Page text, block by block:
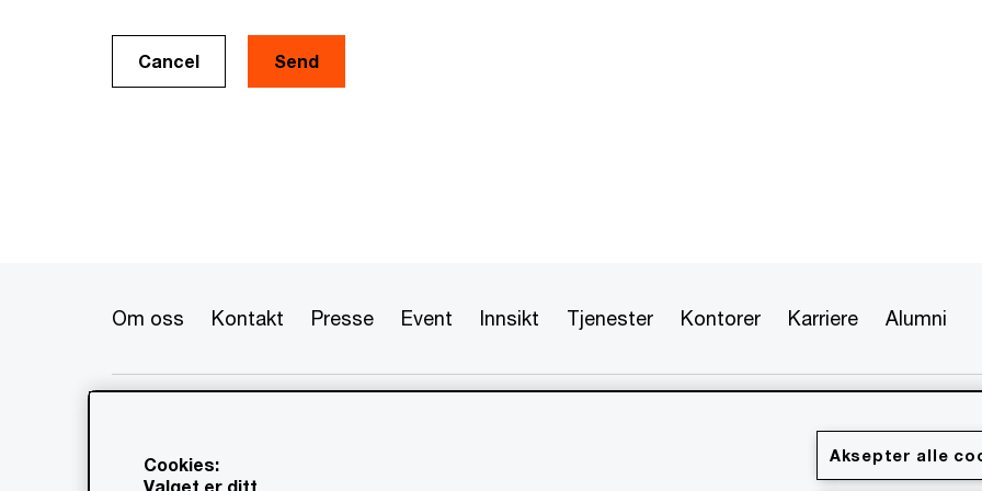
Cancel
Om oss Kontakt Presse Event Innsikt Tjenester Kontorer Karriere Alumni
© 2020 - 2026 PwC. Alle rettigheter forbeholdt. PwC refererer til PwC-nettverket og/eller en eller
Cookies:
Valget er ditt
Aksepter alle